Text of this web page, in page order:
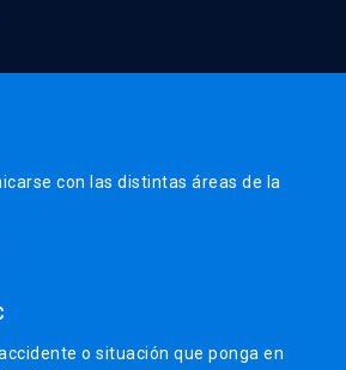
con las distintas áreas de la
o situación que ponga en